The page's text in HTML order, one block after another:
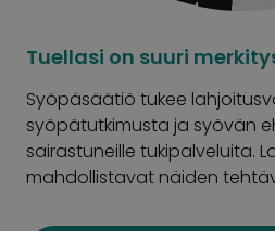
Tuellasi on suuri
Syöpäsäätiö tukee
syöpätutkimusta ja syövän
sairastuneille tukipalveluita.
mahdollistavat näiden